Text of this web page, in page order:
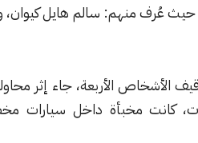
سالم هايل كيوان، ونجيب نبيه
جاء إثر محاولتهم تهريب
داخل سيارات مخصصة لنقل